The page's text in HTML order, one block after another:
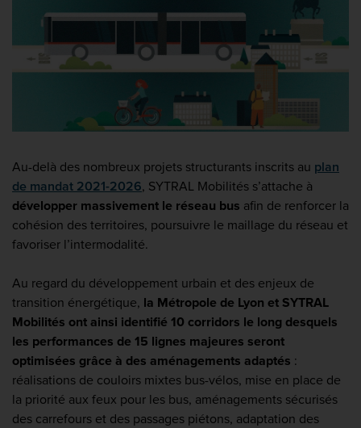
Au-delà des nombreux projets structurants inscrits au plan
de mandat 2021-2026, SYTRAL Mobilités s’attache à
développer massivement le réseau bus afin de renforcer la
cohésion des territoires, poursuivre le maillage du réseau et
favoriser l’intermodalité.
Au regard du développement urbain et des enjeux de
transition énergétique, la Métropole de Lyon et SYTRAL
Mobilités ont ainsi identifié 10 corridors le long desquels
les performances de 15 lignes majeures seront
optimisées grâce à des aménagements adaptés :
réalisations de couloirs mixtes bus-vélos, mise en place de
la priorité aux feux pour les bus, aménagements sécurisés
des carrefours et des passages piétons, adaptation des